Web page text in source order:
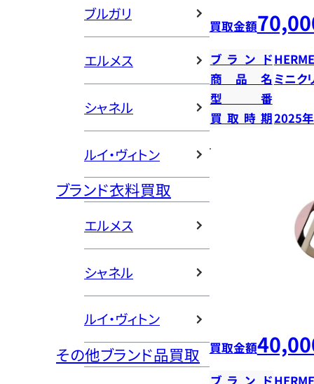
ブルガリ
エルメス
シャネル
ルイ・ヴィトン
ブランド衣料買取
エルメス
シャネル
ルイ・ヴィトン
その他ブランド品買取
買取金額
ブランド
商品名 ミニク
型番
買取時期2025
買取金額